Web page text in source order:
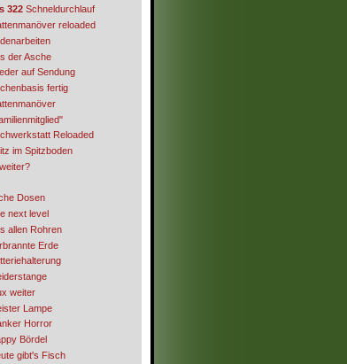
322 Schneldurchlauf
reloaded
der Asche
auf Sendung
fertig
Reloaded
im Spitzboden
Dosen
next level
allen Rohren
Erde
weiter
Lampe
Horror
Bördel
gibt's Fisch